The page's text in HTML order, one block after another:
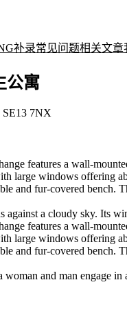
补录常见问题相关文章
公寓
SE13 7NX